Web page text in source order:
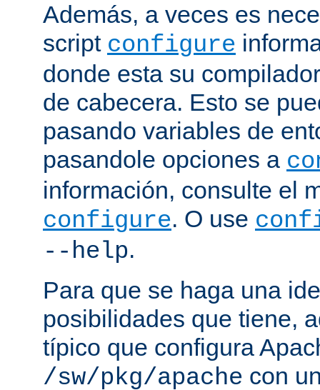
Además, a veces es
script configure
donde esta su
de cabecera. Esto se
pasando variables de
pasandole opciones a
información, consulte el
configure. O use
--help.
Para que se haga una
posibilidades que tiene,
típico que configura
/sw/pkg/apache con